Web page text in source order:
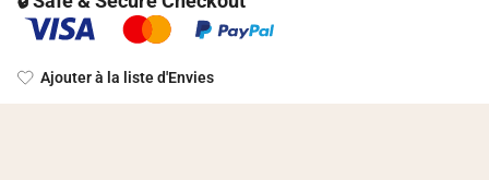
Ajouter à la liste d'Envies